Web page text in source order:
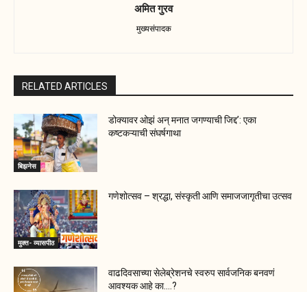
अमित गुरव
मुख्यसंपादक
RELATED ARTICLES
बिझनेस
डोक्यावर ओझं अन् मनात जगण्याची जिद्द’: एका
कष्टकऱ्याची संघर्षगाथा
मुक्त- व्यासपीठ
गणेशोत्सव – श्रद्धा, संस्कृती आणि समाजजागृतीचा उत्सव
वाढदिवसाच्या सेलेब्रेशनचे स्वरुप सार्वजनिक बनवणं
आवश्यक आहे का….?